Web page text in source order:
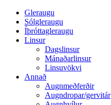
Gleraugu
Sólgleraugu
Íþróttagleraugu
Linsur
Dagslinsur
Mánaðarlinsur
Linsuvökvi
Annað
Augnmeðferðir
Augndropar/gervitár